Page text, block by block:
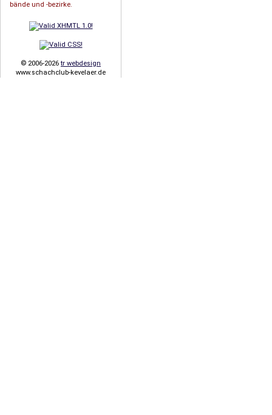
bände und -bezirke.
© 2006-2026tr webdesign
www.schachclub-kevelaer.de